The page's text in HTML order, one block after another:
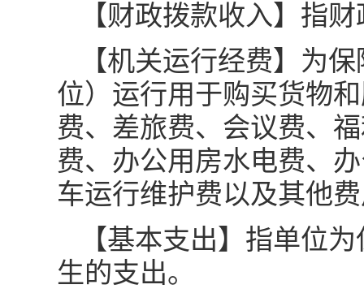
【财政拨款收入】指
【机关运行经费】为
位）运行用于购买货物
费、差旅费、会议费、
费、办公用房水电费、
车运行维护费以及其他
【基本支出】指单位
生的支出。